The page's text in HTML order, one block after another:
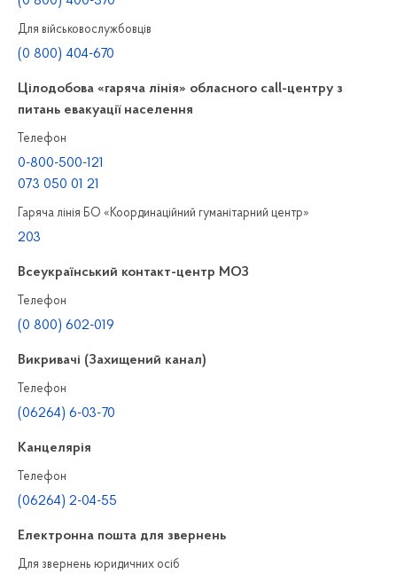
Для військовослужбовців
(0 800) 404-670
Цілодобова «гаряча лінія» обласного call-центру з
питань евакуації населення
Телефон
0-800-500-121
073 050 01 21
Гаряча лінія БО «Координаційний гуманітарний центр»
203
Всеукраїнський контакт-центр МОЗ
Телефон
(0 800) 602-019
Викривачі (Захищений канал)
Телефон
(06264) 6-03-70
Канцелярiя
Телефон
(06264) 2-04-55
Електронна пошта для звернень
Для звернень юридичних осiб